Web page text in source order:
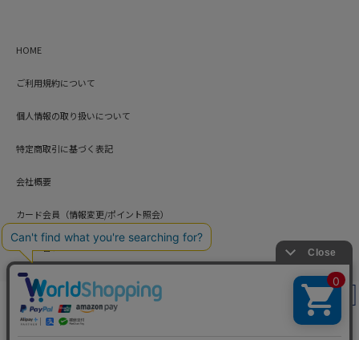
絞り込み
HOME
ご利用規約について
個人情報の取り扱いについて
特定商取引に基づく表記
会社概要
カード会員（情報変更/ポイント照会）